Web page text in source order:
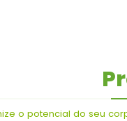
o potencial do seu